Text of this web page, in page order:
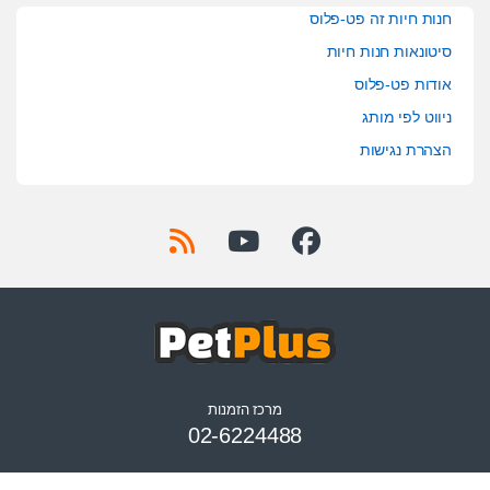
חנות חיות זה פט-פלוס
סיטונאות חנות חיות
אודות פט-פלוס
ניווט לפי מותג
הצהרת נגישות
מרכז הזמנות
02-6224488